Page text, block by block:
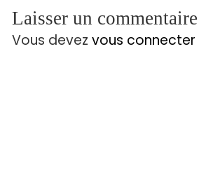
Laisser un commentaire
Vous devez vous connecter